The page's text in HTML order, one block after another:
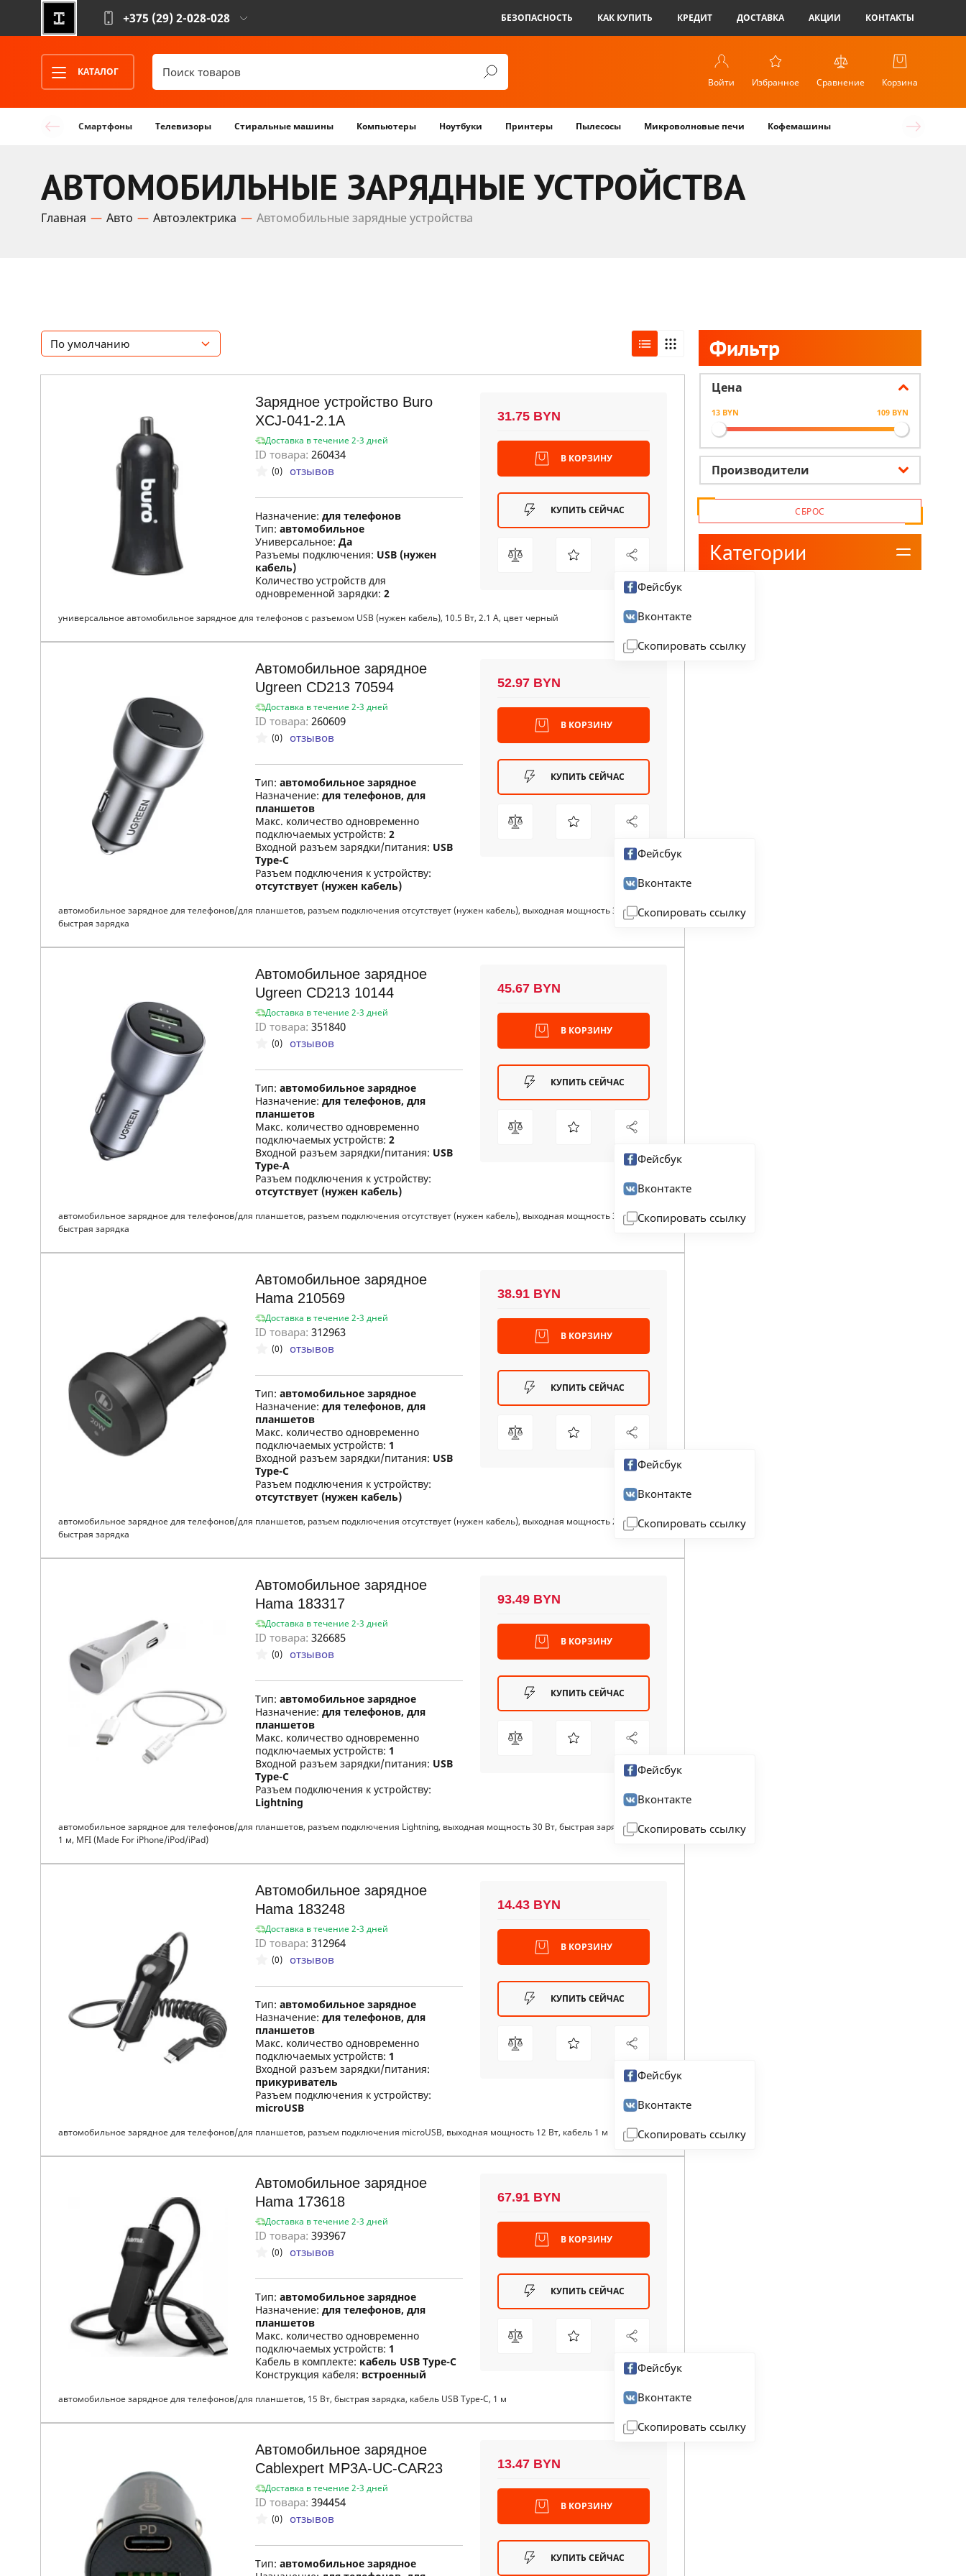
+375 (29) 2-028-028 БЕЗОПАСНОСТЬ КАК КУПИТЬ КРЕДИТ ДОСТАВКА АКЦИИ КОНТАКТЫ
КАТАЛОГ
Войти
Избранное Сравнение Корзина
Смартфоны Телевизоры Стиральные машины Компьютеры Ноутбуки Принтеры Пылесосы Микроволновые печи Кофемашины
АВТОМОБИЛЬНЫЕ ЗАРЯДНЫЕ УСТРОЙСТВА
Главная Авто Автоэлектрика Автомобильные зарядные устройства
По умолчанию
Зарядное устройство Buro
XCJ-041-2.1A
Доставка в течение 2-3 дней
ID товара: 260434
Назначение: для телефонов
Тип: автомобильное
Универсальное: Да
Разъемы подключения: USB (нужен
кабель)
Количество устройств для
одновременной зарядки: 2
универсальное автомобильное зарядное для телефонов с разъемом USB (нужен кабель), 10.5 Вт, 2.1 А, цвет черный
(0) отзывов
31.75 BYN
В КОРЗИНУ
КУПИТЬ СЕЙЧАС
Фейсбук
Вконтакте
Скопировать ссылку
Автомобильное зарядное
Ugreen CD213 70594
Доставка в течение 2-3 дней
ID товара: 260609
Тип: автомобильное зарядное
Назначение: для телефонов, для
планшетов
Макс. количество одновременно
подключаемых устройств: 2
Входной разъем зарядки/питания: USB
Type-C
Разъем подключения к устройству:
отсутствует (нужен кабель)
автомобильное зарядное для телефонов/для планшетов, разъем подключения отсутствует (нужен кабель), выходная мощность 36 Вт,
быстрая зарядка
(0) отзывов
52.97 BYN
В КОРЗИНУ
КУПИТЬ СЕЙЧАС
Фейсбук
Вконтакте
Скопировать ссылку
Автомобильное зарядное
Ugreen CD213 10144
Доставка в течение 2-3 дней
ID товара: 351840
Тип: автомобильное зарядное
Назначение: для телефонов, для
планшетов
Макс. количество одновременно
подключаемых устройств: 2
Входной разъем зарядки/питания: USB
Type-A
Разъем подключения к устройству:
отсутствует (нужен кабель)
автомобильное зарядное для телефонов/для планшетов, разъем подключения отсутствует (нужен кабель), выходная мощность 36 Вт,
быстрая зарядка
(0) отзывов
45.67 BYN
В КОРЗИНУ
КУПИТЬ СЕЙЧАС
Фейсбук
Вконтакте
Скопировать ссылку
Автомобильное зарядное
Hama 210569
Доставка в течение 2-3 дней
ID товара: 312963
Тип: автомобильное зарядное
Назначение: для телефонов, для
планшетов
Макс. количество одновременно
подключаемых устройств: 1
Входной разъем зарядки/питания: USB
Type-C
Разъем подключения к устройству:
отсутствует (нужен кабель)
автомобильное зарядное для телефонов/для планшетов, разъем подключения отсутствует (нужен кабель), выходная мощность 20 Вт,
быстрая зарядка
(0) отзывов
38.91 BYN
В КОРЗИНУ
КУПИТЬ СЕЙЧАС
Фейсбук
Вконтакте
Скопировать ссылку
Автомобильное зарядное
Hama 183317
Доставка в течение 2-3 дней
ID товара: 326685
Тип: автомобильное зарядное
Назначение: для телефонов, для
планшетов
Макс. количество одновременно
подключаемых устройств: 1
Входной разъем зарядки/питания: USB
Type-C
Разъем подключения к устройству:
Lightning
автомобильное зарядное для телефонов/для планшетов, разъем подключения Lightning, выходная мощность 30 Вт, быстрая зарядка, кабель
1 м, MFI (Made For iPhone/iPod/iPad)
(0) отзывов
93.49 BYN
В КОРЗИНУ
КУПИТЬ СЕЙЧАС
Фейсбук
Вконтакте
Скопировать ссылку
Автомобильное зарядное
Hama 183248
Доставка в течение 2-3 дней
ID товара: 312964
Тип: автомобильное зарядное
Назначение: для телефонов, для
планшетов
Макс. количество одновременно
подключаемых устройств: 1
Входной разъем зарядки/питания:
прикуриватель
Разъем подключения к устройству:
microUSB
автомобильное зарядное для телефонов/для планшетов, разъем подключения microUSB, выходная мощность 12 Вт, кабель 1 м
(0) отзывов
14.43 BYN
В КОРЗИНУ
КУПИТЬ СЕЙЧАС
Фейсбук
Вконтакте
Скопировать ссылку
Автомобильное зарядное
Hama 173618
Доставка в течение 2-3 дней
ID товара: 393967
Тип: автомобильное зарядное
Назначение: для телефонов, для
планшетов
Макс. количество одновременно
подключаемых устройств: 1
Кабель в комплекте: кабель USB Type-C
Конструкция кабеля: встроенный
автомобильное зарядное для телефонов/для планшетов, 15 Вт, быстрая зарядка, кабель USB Type-C, 1 м
(0) отзывов
67.91 BYN
В КОРЗИНУ
КУПИТЬ СЕЙЧАС
Фейсбук
Вконтакте
Скопировать ссылку
Автомобильное зарядное
Cablexpert MP3A-UC-CAR23
Доставка в течение 2-3 дней
ID товара: 394454
Тип: автомобильное зарядное
(0) отзывов
13.47 BYN
В КОРЗИНУ
КУПИТЬ СЕЙЧАС
Фильтр
Цена
13 BYN 109 BYN
Производители
СБРОС
Категории